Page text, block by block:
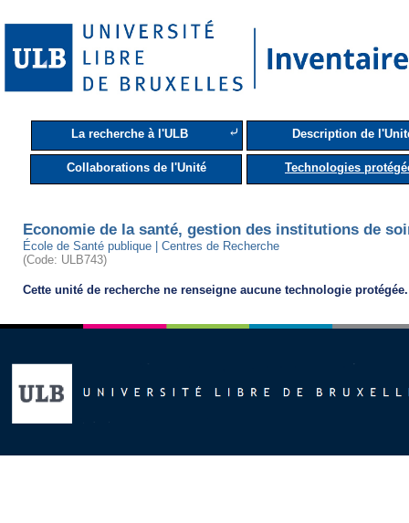
La recherche à l'ULB ⤶ Description de
Collaborations de l'Unité Technologies
Economie de la santé, gestion des institutions de
École de Santé publique | Centres de Recherche
(Code: ULB743)
Cette unité de recherche ne renseigne aucune technologie protégée.